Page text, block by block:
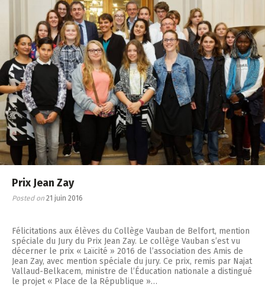
Prix Jean Zay
Posted on 21 juin 2016
Félicitations aux élèves du Collège Vauban de Belfort, mention
spéciale du Jury du Prix Jean Zay. Le collège Vauban s’est vu
décerner le prix « Laïcité » 2016 de l’association des Amis de
Jean Zay, avec mention spéciale du jury. Ce prix, remis par Najat
Vallaud-Belkacem, ministre de l’Éducation nationale a distingué
le projet « Place de la République »…